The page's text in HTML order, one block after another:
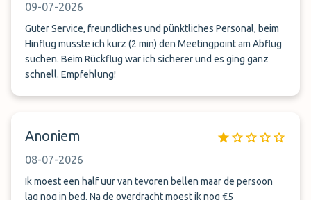
gefahren um meinen Wagen zu holen. Insgesamt haben wir
dadurch ca. 1,5 Stunden verloren und das um Mitternacht
und einer Fahrt von 200 Km voran. Der Fahrer war
zugegeben sehr, sehr nett in dieser unkomfortablen
Situation und hat versucht den Schaden möglichst gering zu
09-07-2026
Guter Service, freundliches und pünktliches Personal, beim
Hinflug musste ich kurz (2 min) den Meetingpoint am Abflug
suchen. Beim Rückflug war ich sicherer und es ging ganz
schnell. Empfehlung!
Anoniem
08-07-2026
Ik moest een half uur van tevoren bellen maar de persoon
lag nog in bed. Na de overdracht moest ik nog €5